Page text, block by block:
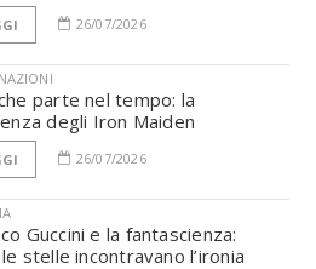
26/07/2026
parte nel tempo: la
degli Iron Maiden
26/07/2026
Guccini e la fantascienza:
stelle incontravano l’ironia